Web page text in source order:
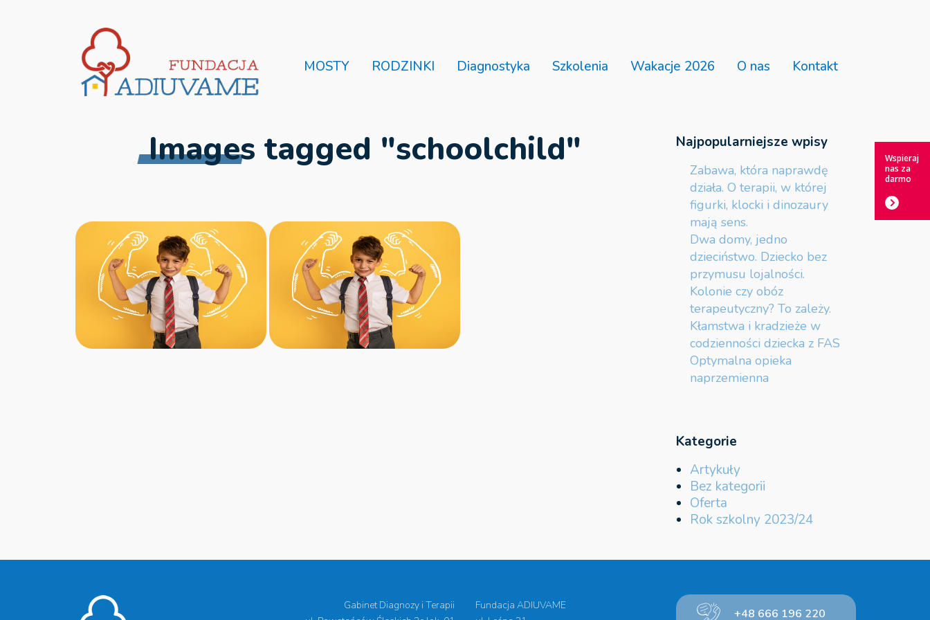
MOSTY RODZINKI Diagnostyka Szkolenia Wakacje 2026 O nas Kontakt
Images tagged "schoolchild" Najpopularniejsze wpisy
Zabawa, która naprawdę
działa. O terapii, w której
figurki, klocki i dinozaury
mają sens.
Dwa domy, jedno
dzieciństwo. Dziecko bez
przymusu lojalności.
Kolonie czy obóz
terapeutyczny? To zależy.
Kłamstwa i kradzieże w
codzienności dziecka z FAS
Optymalna opieka
naprzemienna
Kategorie
Artykuły
Bez kategorii
Oferta
Rok szkolny 2023/24
Gabinet Diagnozy i Terapii
Fundacja ADIUVAME
+48 666 196 220
Wspieraj
nas za
darmo